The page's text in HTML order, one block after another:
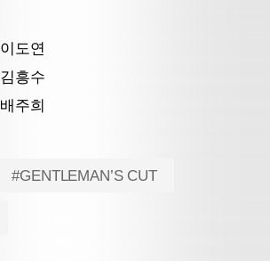
이도연
김흥수
배주희
#GENTLEMAN’S CUT